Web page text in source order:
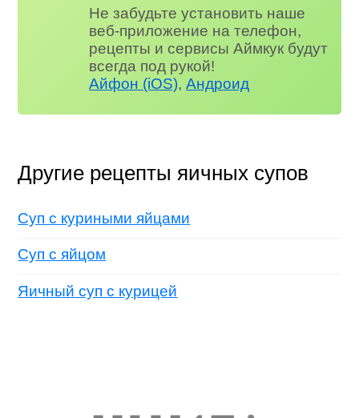
Не забудьте установить наше
веб-приложение на телефон,
рецепты и сервисы Аймкук будут
всегда под рукой!
Айфон (iOS),Андроид
Другие рецепты яичных супов
Суп с куриными яйцами
Суп с яйцом
Яичный суп с курицей